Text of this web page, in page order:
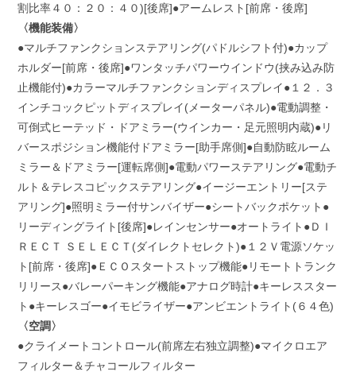
割比率４０：２０：４０)[後席]●アームレスト[前席・後席]
〈機能装備〉
●マルチファンクションステアリング(パドルシフト付)●カップ
ホルダー[前席・後席]●ワンタッチパワーウインドウ(挟み込み防
止機能付)●カラーマルチファンクションディスプレイ●１２．３
インチコックピットディスプレイ(メーターパネル)●電動調整・
可倒式ヒーテッド・ドアミラー(ウインカー・足元照明内蔵)●リ
バースポジション機能付ドアミラー[助手席側]●自動防眩ルーム
ミラー＆ドアミラー[運転席側]●電動パワーステアリング●電動チ
ルト＆テレスコピックステアリング●イージーエントリー[ステ
アリング]●照明ミラー付サンバイザー●シートバックポケット●
リーディングライト[後席]●レインセンサー●オートライト●ＤＩ
ＲＥＣＴ ＳＥＬＥＣＴ(ダイレクトセレクト)●１２Ｖ電源ソケッ
ト[前席・後席]●ＥＣＯスタートストップ機能●リモートトランク
リリース●バレーパーキング機能●アナログ時計●キーレススター
ト●キーレスゴー●イモビライザー●アンビエントライト(６４色)
〈空調〉
●クライメートコントロール(前席左右独立調整)●マイクロエア
フィルター＆チャコールフィルター